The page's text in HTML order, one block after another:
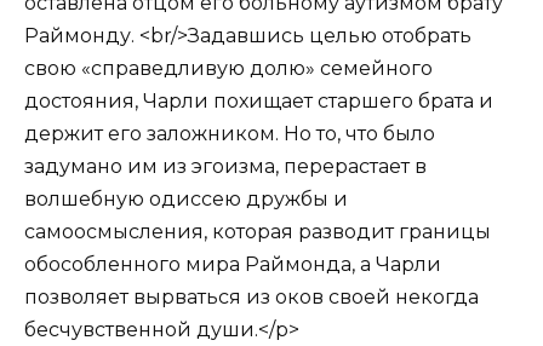
Раймонду. <br/>Задавшись целью отобрать
свою «справедливую долю» семейного
достояния, Чарли похищает старшего брата и
держит его заложником. Но то, что было
задумано им из эгоизма, перерастает в
волшебную одиссею дружбы и
самоосмысления, которая разводит границы
обособленного мира Раймонда, а Чарли
позволяет вырваться из оков своей некогда
бесчувственной души.</p>